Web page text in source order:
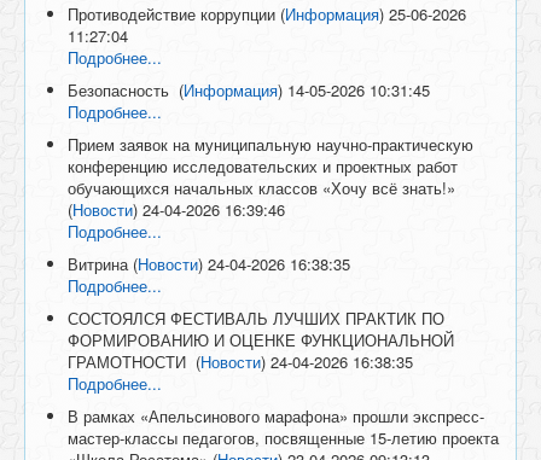
Противодействие коррупции (Информация) 25-06-2026
11:27:04
Подробнее...
Безопасность (Информация) 14-05-2026 10:31:45
Подробнее...
Прием заявок на муниципальную научно-практическую
конференцию исследовательских и проектных работ
обучающихся начальных классов «Хочу всё знать!»
(Новости) 24-04-2026 16:39:46
Подробнее...
Витрина (Новости) 24-04-2026 16:38:35
Подробнее...
СОСТОЯЛСЯ ФЕСТИВАЛЬ ЛУЧШИХ ПРАКТИК ПО
ФОРМИРОВАНИЮ И ОЦЕНКЕ ФУНКЦИОНАЛЬНОЙ
ГРАМОТНОСТИ (Новости) 24-04-2026 16:38:35
Подробнее...
В рамках «Апельсинового марафона» прошли экспресс-
мастер-классы педагогов, посвященные 15-летию проекта